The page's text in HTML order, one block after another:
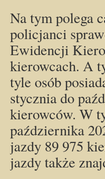
Na tym polega
policjanci
Ewidencji
kierowcach. A
tyle osób
stycznia do
kierowców. W
października
jazdy 89 975
jazdy także